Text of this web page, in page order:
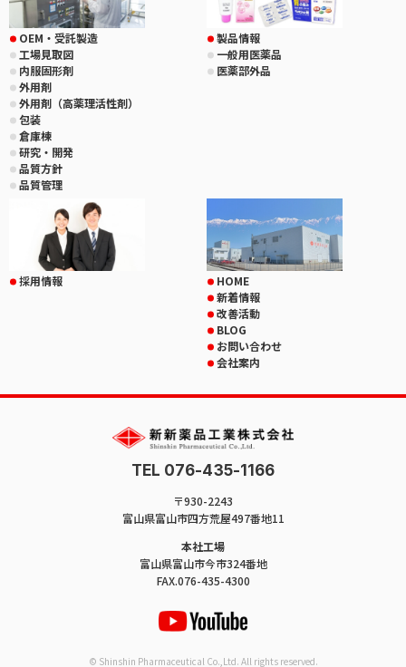
OEM・受託製造
工場見取図
内服固形剤
外用剤
外用剤（高薬理活性剤）
包装
倉庫棟
研究・開発
品質方針
品質管理
製品情報
一般用医薬品
医薬部外品
採用情報
HOME
新着情報
改善活動
BLOG
お問い合わせ
会社案内
TEL 076-435-1166
〒930-2243
富山県富山市四方荒屋497番地11
本社工場
富山県富山市今市324番地
FAX.076-435-4300
© Shinshin Pharmaceutical Co.,Ltd. All rights reserved.